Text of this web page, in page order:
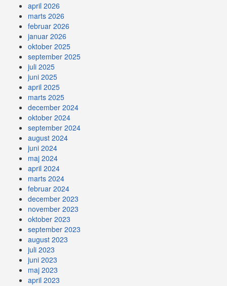
april 2026
marts 2026
februar 2026
januar 2026
oktober 2025
september 2025
juli 2025
juni 2025
april 2025
marts 2025
december 2024
oktober 2024
september 2024
august 2024
juni 2024
maj 2024
april 2024
marts 2024
februar 2024
december 2023
november 2023
oktober 2023
september 2023
august 2023
juli 2023
juni 2023
maj 2023
april 2023